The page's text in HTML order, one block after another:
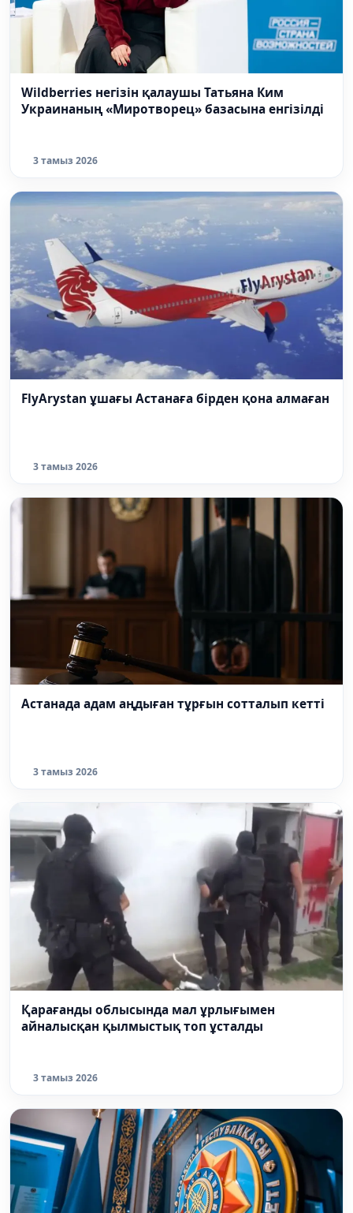
Wildberries негізін қалаушы Татьяна Ким
Украинаның «Миротворец» базасына енгізілді
3 тамыз 2026
FlyArystan ұшағы Астанаға бірден қона алмаған
3 тамыз 2026
Астанада адам аңдыған тұрғын сотталып кетті
3 тамыз 2026
Қарағанды облысында мал ұрлығымен
айналысқан қылмыстық топ ұсталды
3 тамыз 2026